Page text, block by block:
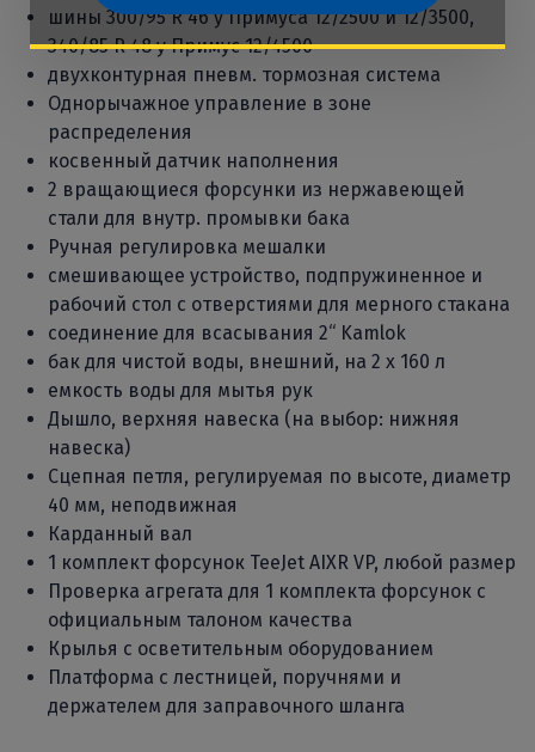
шины 300/95 R 46 у Примуса 12/2500 и 12/3500,
340/85 R 48 у Примус 12/4500
двухконтурная пневм. тормозная система
Однорычажное управление в зоне
распределения
косвенный датчик наполнения
2 вращающиеся форсунки из нержавеющей
стали для внутр. промывки бака
Ручная регулировка мешалки
смешивающее устройство, подпружиненное и
рабочий стол с отверстиями для мерного стакана
соединение для всасывания 2“ Kamlok
бак для чистой воды, внешний, на 2 x 160 л
емкость воды для мытья рук
Дышло, верхняя навеска (на выбор: нижняя
навеска)
Сцепная петля, регулируемая по высоте, диаметр
40 мм, неподвижная
Карданный вал
1 комплект форсунок TeeJet AIXR VP, любой размер
Проверка агрегата для 1 комплекта форсунок с
официальным талоном качества
Крылья с осветительным оборудованием
Платформа с лестницей, поручнями и
держателем для заправочного шланга